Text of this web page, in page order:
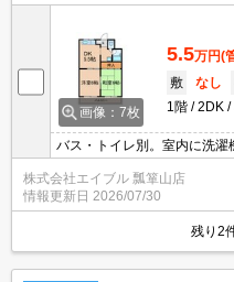
画像：7枚
5.5万円(
敷
なし
1階
2DK
バス・トイレ別。室内に洗濯
株式会社エイブル 瓢箪山店
情報更新日 2026/07/30
残り2